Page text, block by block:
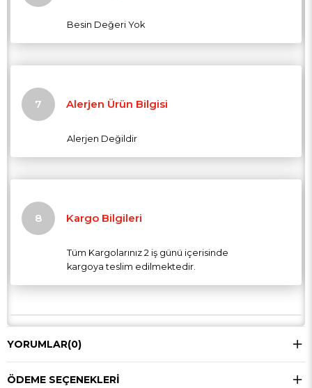
Besin Değeri Yok
Alerjen Ürün Bilgisi
Alerjen Değildir
Kargo Bilgileri
Tüm Kargolarınız 2 iş günü içerisinde
kargoya teslim edilmektedir.
YORUMLAR(0)
ÖDEME SEÇENEKLERI